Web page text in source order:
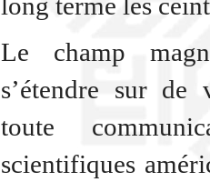
Le champ
s’étendre sur de
toute
scientifiques